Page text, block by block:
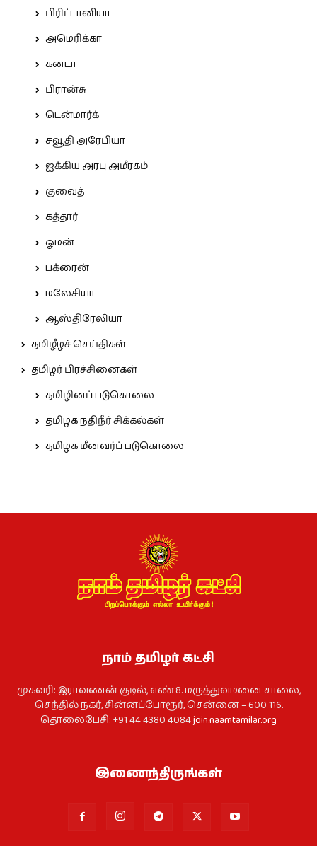
பிரிட்டானியா
அமெரிக்கா
கனடா
பிரான்சு
டென்மார்க்
சவூதி அரேபியா
ஐக்கிய அரபு அமீரகம்
குவைத்
கத்தார்
ஓமன்
பக்ரைன்
மலேசியா
ஆஸ்திரேலியா
தமிழீழச் செய்திகள்
தமிழர் பிரச்சினைகள்
தமிழினப் படுகொலை
தமிழக நதிநீர் சிக்கல்கள்
தமிழக மீனவர்ப் படுகொலை
நாம் தமிழர் கட்சி
முகவரி: இராவணன் குடில், எண்.8. மருத்துவமனை சாலை,
செந்தில் நகர், சின்னப்போரூர், சென்னை – 600 116.
தொலைபேசி: +91 44 4380 4084join.naamtamilar.org
இணைந்திருங்கள்